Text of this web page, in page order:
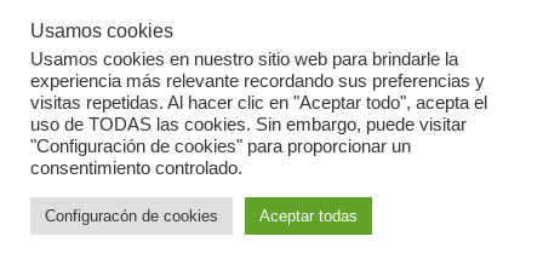
La Casa de la Cultura de
Chetumal celebra su
cuarenta y cuatro
aniversario
Usamos cookies
Usamos cookies en nuestro sitio web para brindarle la
experiencia más relevante recordando sus preferencias y
visitas repetidas. Al hacer clic en "Aceptar todo", acepta el
uso de TODAS las cookies. Sin embargo, puede visitar
"Configuración de cookies" para proporcionar un
consentimiento controlado.
Configuracón de cookies Aceptar todas